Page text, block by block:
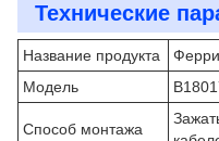
Технические
Название продукта
Модель
Способ монтажа